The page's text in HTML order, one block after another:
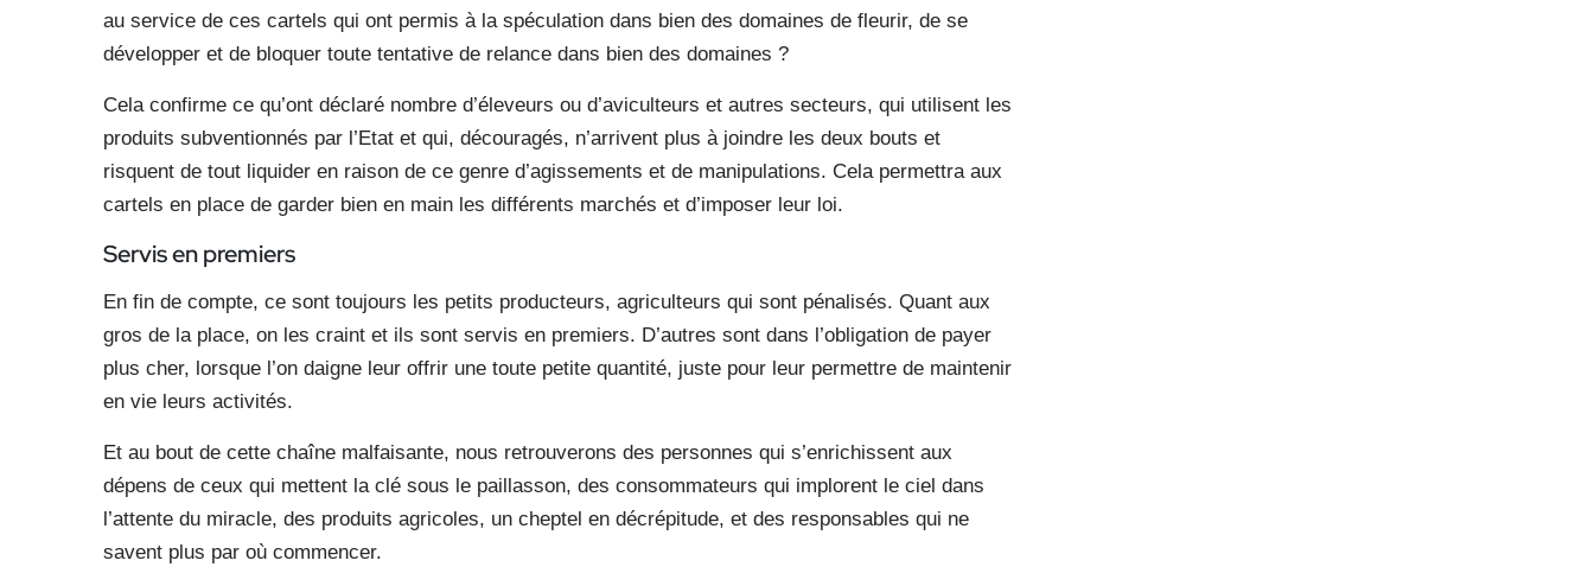
au service de ces cartels qui ont permis à la spéculation dans bien des domaines de fleurir, de se
développer et de bloquer toute tentative de relance dans bien des domaines ?
Cela confirme ce qu’ont déclaré nombre d’éleveurs ou d’aviculteurs et autres secteurs, qui utilisent les
produits subventionnés par l’Etat et qui, découragés, n’arrivent plus à joindre les deux bouts et
risquent de tout liquider en raison de ce genre d’agissements et de manipulations. Cela permettra aux
cartels en place de garder bien en main les différents marchés et d’imposer leur loi.
Servis en premiers
En fin de compte, ce sont toujours les petits producteurs, agriculteurs qui sont pénalisés. Quant aux
gros de la place, on les craint et ils sont servis en premiers. D’autres sont dans l’obligation de payer
plus cher, lorsque l’on daigne leur offrir une toute petite quantité, juste pour leur permettre de maintenir
en vie leurs activités.
Et au bout de cette chaîne malfaisante, nous retrouverons des personnes qui s’enrichissent aux
dépens de ceux qui mettent la clé sous le paillasson, des consommateurs qui implorent le ciel dans
l’attente du miracle, des produits agricoles, un cheptel en décrépitude, et des responsables qui ne
savent plus par où commencer.